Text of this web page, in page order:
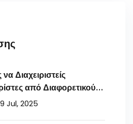
Διαχειριστείς
από Διαφορετικούς
Jul, 2025